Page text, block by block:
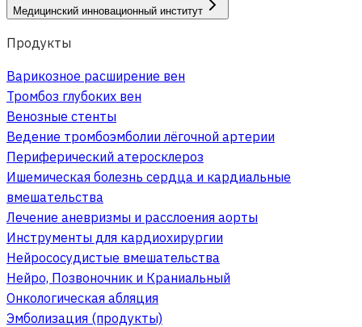
Медицинский инновационный институт
Продукты
Варикозное расширение вен
Тромбоз глубоких вен
Венозные стенты
Ведение тромбоэмболии лёгочной артерии
Периферический атеросклероз
Ишемическая болезнь сердца и кардиальные
вмешательства
Лечение аневризмы и расслоения аорты
Инструменты для кардиохирургии
Нейрососудистые вмешательства
Нейро, Позвоночник и Краниальный
Онкологическая абляция
Эмболизация (продукты)